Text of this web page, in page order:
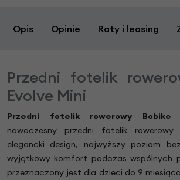
Opis Opinie Raty i leasing
Przedni fotelik
Evolve Mini
Przedni fotelik rowerowy Bobike
nowoczesny przedni fotelik
elegancki design, najwyższy poziom
wyjątkowy komfort podczas wspólnych
przeznaczony jest dla dzieci do 9